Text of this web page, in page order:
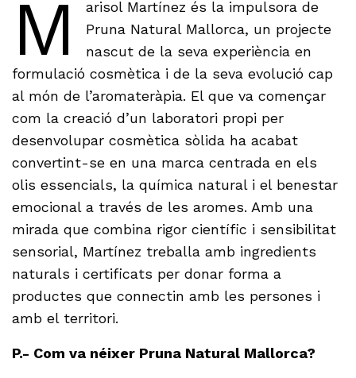
M
arisol Martínez és la impulsora de
Pruna Natural Mallorca, un projecte
nascut de la seva experiència en
formulació cosmètica i de la seva evolució cap
al món de l’aromateràpia. El que va començar
com la creació d’un laboratori propi per
desenvolupar cosmètica sòlida ha acabat
convertint-se en una marca centrada en els
olis essencials, la química natural i el benestar
emocional a través de les aromes. Amb una
mirada que combina rigor científic i sensibilitat
sensorial, Martínez treballa amb ingredients
naturals i certificats per donar forma a
productes que connectin amb les persones i
amb el territori.
P.- Com va néixer Pruna Natural Mallorca?